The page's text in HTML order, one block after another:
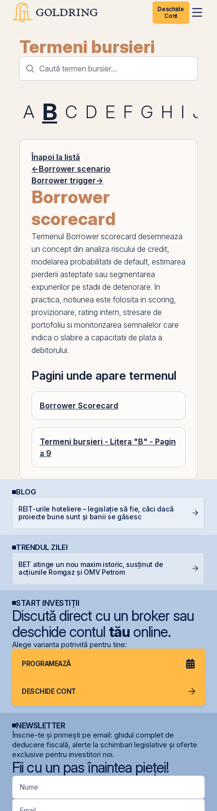
Deschide
Cont
Termeni bursieri
A B C D E F G H I J
Înapoi la listă
←Borrower scenario
Borrower trigger→
Borrower
scorecard
Termenul Borrower scorecard desemneaza
un concept din analiza riscului de credit,
modelarea probabilitatii de default, estimarea
pierderii asteptate sau segmentarea
expunerilor pe stadii de deteriorare. In
practica, notiunea este folosita in scoring,
provizionare, rating intern, stresare de
portofoliu si monitorizarea semnalelor care
indica o slabire a capacitatii de plata a
debitorului.
Pagini unde apare termenul
Borrower Scorecard
Termeni bursieri - Litera "B" - Pagin
a 9
BLOG
REIT-urile hoteliere – legislație să fie, căci dacă
proiecte bune sunt și banii se găsesc
TRENDUL ZILEI
BET atinge un nou maxim istoric, susținut de
acțiunile Romgaz și OMV Petrom
START INVESTIȚII
Discută direct cu un broker sau
deschide contul tăuonline.
Alege varianta potrivită pentru tine:
PROGRAMEAZĂ
DESCHIDE CONT
NEWSLETTER
Înscrie-te și primești pe email: ghidul complet de
deducere fiscală, alerte la schimbari legislative și oferte
exclusive pentru investitori noi.
Fii cu un pas înaintea pieței!
Nume